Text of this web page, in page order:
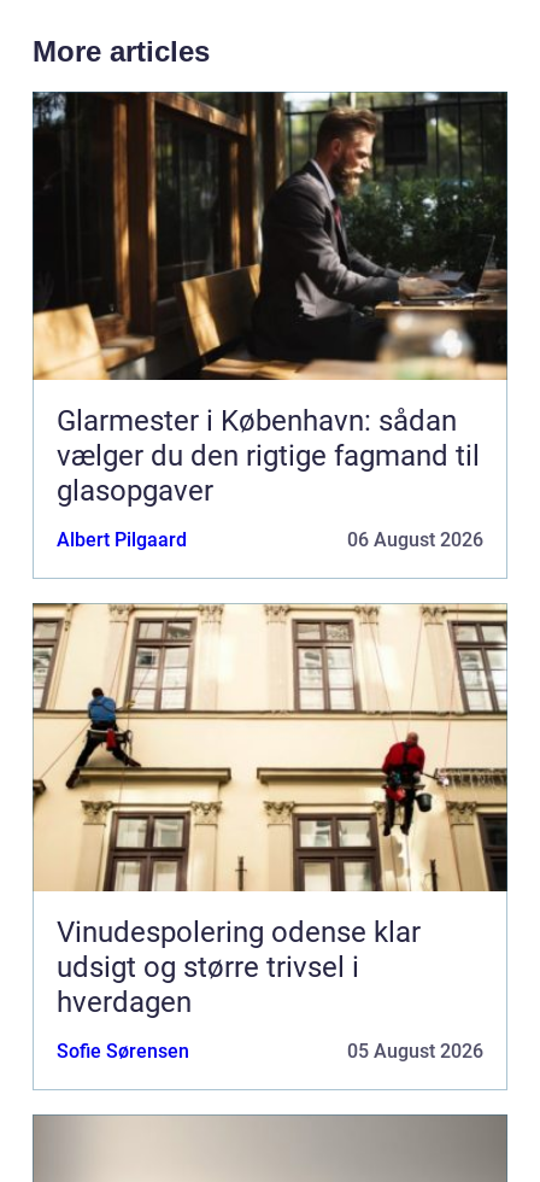
More articles
Glarmester i København: sådan
vælger du den rigtige fagmand til
glasopgaver
Albert Pilgaard 06 August 2026
Vinudespolering odense klar
udsigt og større trivsel i
hverdagen
Sofie Sørensen 05 August 2026